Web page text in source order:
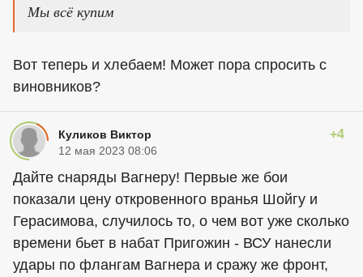
Мы всё купим
Вот теперь и хлебаем! Может пора спросить с
виновников?
Куликов Виктор +4
12 мая 2023 08:06
Дайте снаряды Вагнеру! Первые же бои
показали цену откровенного вранья Шойгу и
Герасимова, случилось то, о чем вот уже сколько
времени бьет в набат Пригожин - ВСУ нанесли
удары по флангам Вагнера и сражу же фронт,